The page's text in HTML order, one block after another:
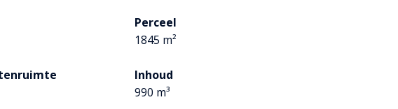
deuren toegang tot de tuin.
Perceel
1845 m²
Inhoud
990 m³